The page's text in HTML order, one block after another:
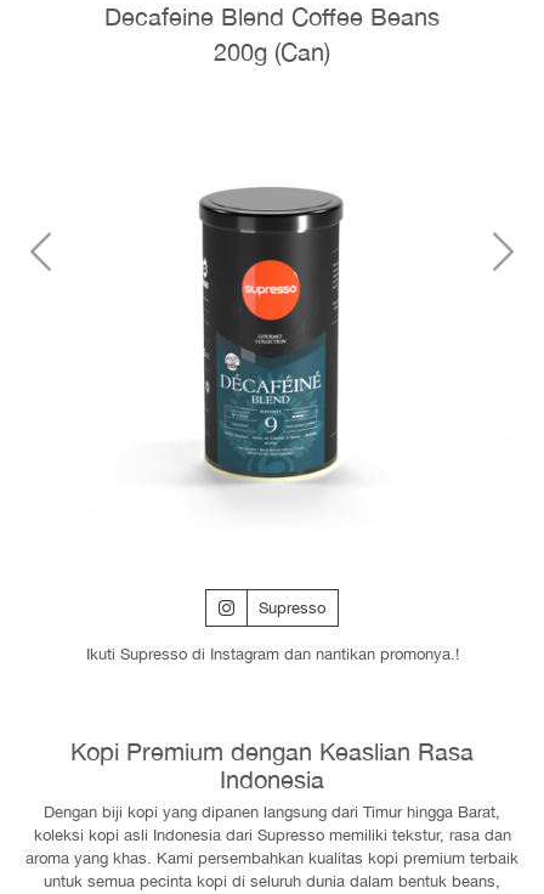
Decafeine Blend Coffee Beans
200g (Can)
Supresso
Ikuti Supresso di Instagram dan nantikan promonya.!
Kopi Premium dengan Keaslian Rasa
Indonesia
Dengan biji kopi yang dipanen langsung dari Timur hingga Barat,
koleksi kopi asli Indonesia dari Supresso memiliki tekstur, rasa dan
aroma yang khas. Kami persembahkan kualitas kopi premium terbaik
untuk semua pecinta kopi di seluruh dunia dalam bentuk beans,
Previous